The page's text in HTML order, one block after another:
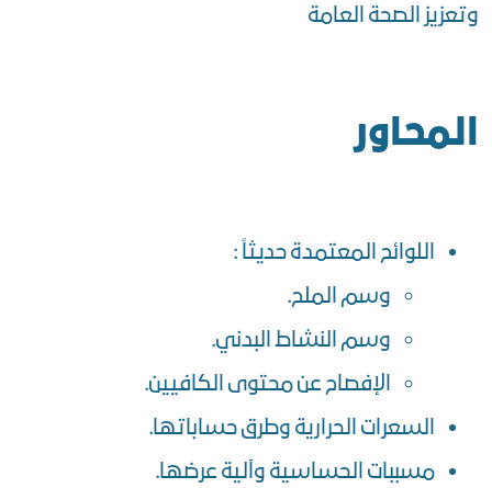
وتعزيز الصحة العامة
المحاور
اللوائح المعتمدة حديثاً :
وسم الملح.
وسم النشاط البدني.
الإفصاح عن محتوى الكافيين.
السعرات الحرارية وطرق حساباتها.
مسببات الحساسية وآلية عرضها.